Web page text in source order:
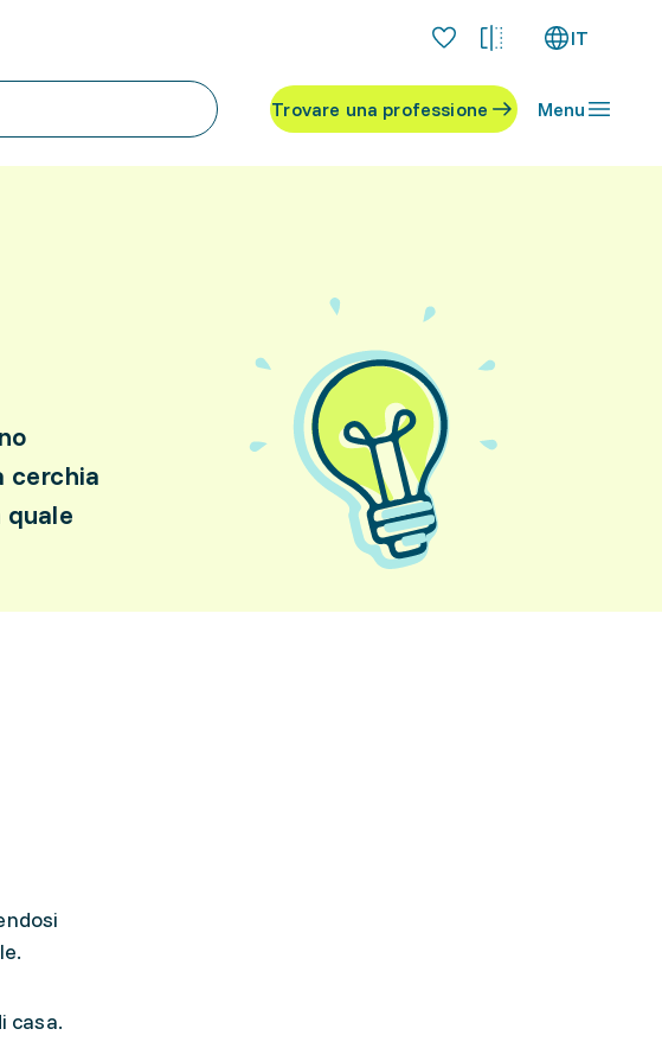
IT
Trovare una professione Menu
cerchia
casa.